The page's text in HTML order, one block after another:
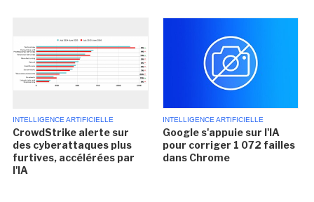
INTELLIGENCE ARTIFICIELLE
CrowdStrike alerte sur
des cyberattaques plus
furtives, accélérées par
l'IA
INTELLIGENCE ARTIFICIELLE
Google s'appuie sur l'IA
pour corriger 1 072 failles
dans Chrome